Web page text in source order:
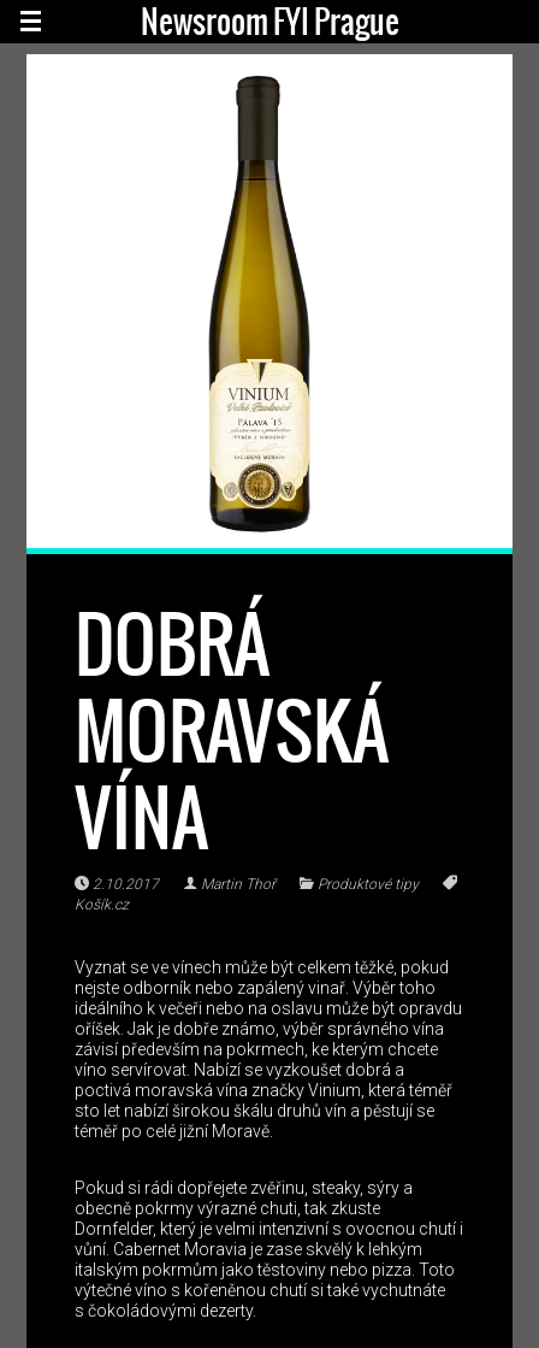
Newsroom FYI Prague
DOBRÁ
MORAVSKÁ
VÍNA
2.10.2017 Martin Thoř
Produktové tipy
Košík.cz
Vyznat se ve vínech může být celkem těžké, pokud
nejste odborník nebo zapálený vinař. Výběr toho
ideálního k večeři nebo na oslavu může být opravdu
oříšek. Jak je dobře známo, výběr správného vína
závisí především na pokrmech, ke kterým chcete
víno servírovat. Nabízí se vyzkoušet dobrá a
poctivá moravská vína značky Vinium, která téměř
sto let nabízí širokou škálu druhů vín a pěstují se
téměř po celé jižní Moravě.
Pokud si rádi dopřejete zvěřinu, steaky, sýry a
obecně pokrmy výrazné chuti, tak zkuste
Dornfelder, který je velmi intenzivní s ovocnou chutí i
vůní. Cabernet Moravia je zase skvělý k lehkým
italským pokrmům jako těstoviny nebo pizza. Toto
výtečné víno s kořeněnou chutí si také vychutnáte
s čokoládovými dezerty.